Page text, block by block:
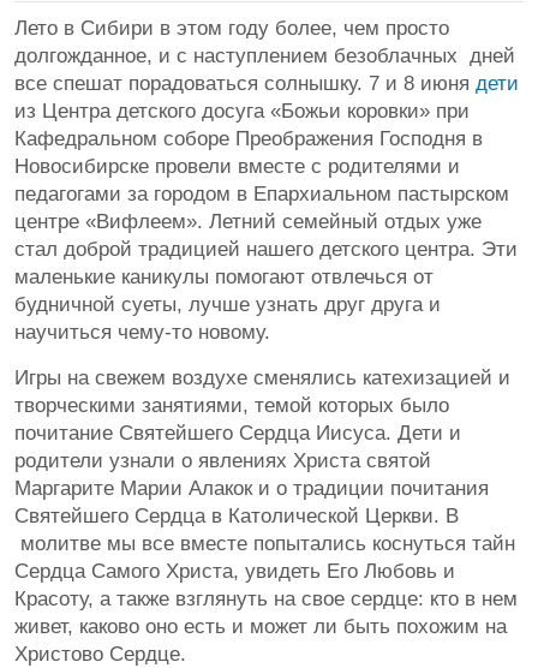
Лето в Сибири в этом году более, чем просто
долгожданное, и с наступлением безоблачных дней
все спешат порадоваться солнышку. 7 и 8 июня дети
из Центра детского досуга «Божьи коровки» при
Кафедральном соборе Преображения Господня в
Новосибирске провели вместе с родителями и
педагогами за городом в Епархиальном пастырском
центре «Вифлеем». Летний семейный отдых уже
стал доброй традицией нашего детского центра. Эти
маленькие каникулы помогают отвлечься от
будничной суеты, лучше узнать друг друга и
научиться чему-то новому.
Игры на свежем воздухе сменялись катехизацией и
творческими занятиями, темой которых было
почитание Святейшего Сердца Иисуса. Дети и
родители узнали о явлениях Христа святой
Маргарите Марии Алакок и о традиции почитания
Святейшего Сердца в Католической Церкви. В
молитве мы все вместе попытались коснуться тайн
Сердца Самого Христа, увидеть Его Любовь и
Красоту, а также взглянуть на свое сердце: кто в нем
живет, каково оно есть и может ли быть похожим на
Христово Сердце.